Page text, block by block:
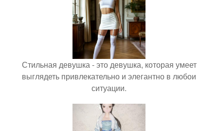
Стильная девушка - это девушка, которая умеет
выглядеть привлекательно и элегантно в любои
ситуации.